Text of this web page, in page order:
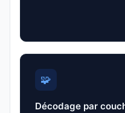
🧩
Décodage par